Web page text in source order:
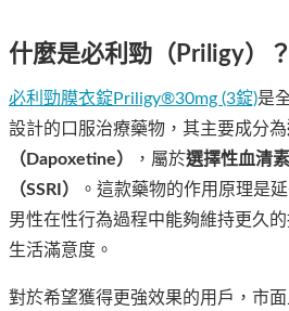
什麼是必利勁（Priligy）？
必利勁膜衣錠Priligy®30mg (3錠)是
設計的口服治療藥物，其主要成分為
（Dapoxetine）
，屬於選擇性血清
（SSRI）
。這款藥物的作用原理是
男性在性行為過程中能夠維持更久
生活滿意度。
對於希望獲得更強效果的用戶，市